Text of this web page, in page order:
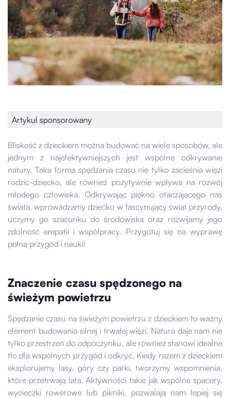
Artykuł sponsorowany
Bliskość z dzieckiem można budować na wiele sposobów, ale
jednym z najefektywniejszych jest wspólne odkrywanie
natury. Taka forma spędzania czasu nie tylko zacieśnia więzi
rodzic-dziecko, ale również pozytywnie wpływa na rozwój
młodego człowieka. Odkrywając piękno otaczającego nas
świata, wprowadzamy dziecko w fascynujący świat przyrody,
uczymy go szacunku do środowiska oraz rozwijamy jego
zdolność empatii i współpracy. Przygotuj się na wyprawę
pełną przygód i nauki!
Znaczenie czasu spędzonego na
świeżym powietrzu
Spędzanie czasu na świeżym powietrzu z dzieckiem to ważny
element budowania silnej i trwałej więzi. Natura daje nam nie
tylko przestrzeń do odpoczynku, ale również stanowi idealne
tło dla wspólnych przygód i odkryć. Kiedy razem z dzieckiem
eksplorujemy lasy, góry czy parki, tworzymy wspomnienia,
które przetrwają lata. Aktywności takie jak wspólne spacery,
wycieczki rowerowe lub pikniki, pozwalają nam lepiej się